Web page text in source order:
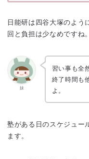
日能研は四谷大塚のよう
回と負担は少なめですね。
妹
習い事も全
終了時間も
よ。
塾がある日のスケジュー
ます。